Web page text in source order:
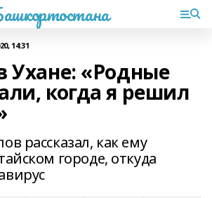
14:31
Ухане: «Родные
когда я решил
рассказал, как ему
городе, откуда